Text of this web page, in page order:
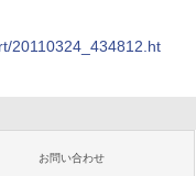
20110324_434812.ht
お問い合わせ